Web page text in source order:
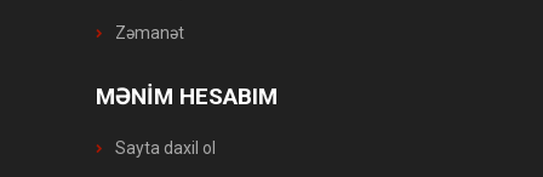
Zəmanət
MƏNİM HESABIM
Sayta daxil ol